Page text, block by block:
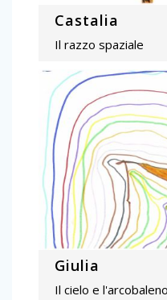
Castalia
Il razzo spaziale
Giulia
Il cielo e l'arcobaleno